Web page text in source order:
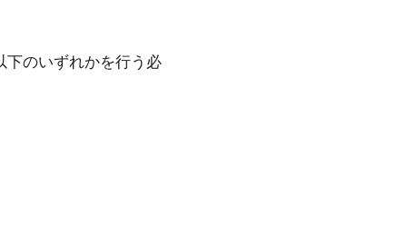
下のいずれかを行う必